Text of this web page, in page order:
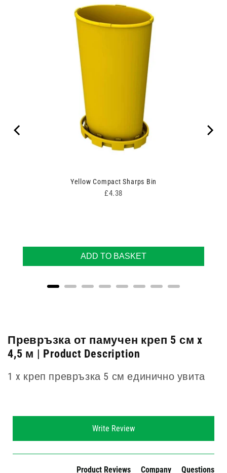
Yellow Compact Sharps Bin
Price
£4.38
ADD TO BASKET
Превръзка от памучен креп 5 см x
4,5 м | Product Description
1 x креп превръзка 5 см единично увита
Write Review
Product Reviews Company Questions